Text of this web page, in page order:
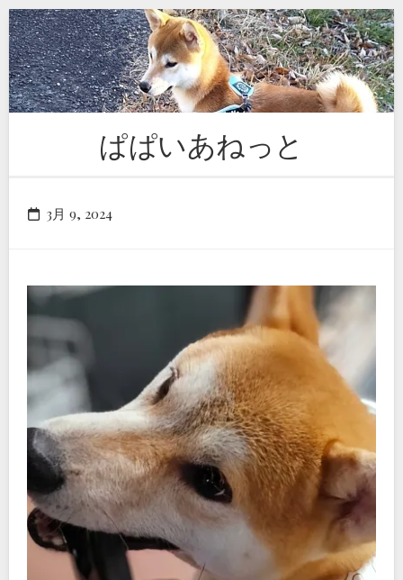
Skip
to
content
ぱぱいあねっと
3月 9, 2024